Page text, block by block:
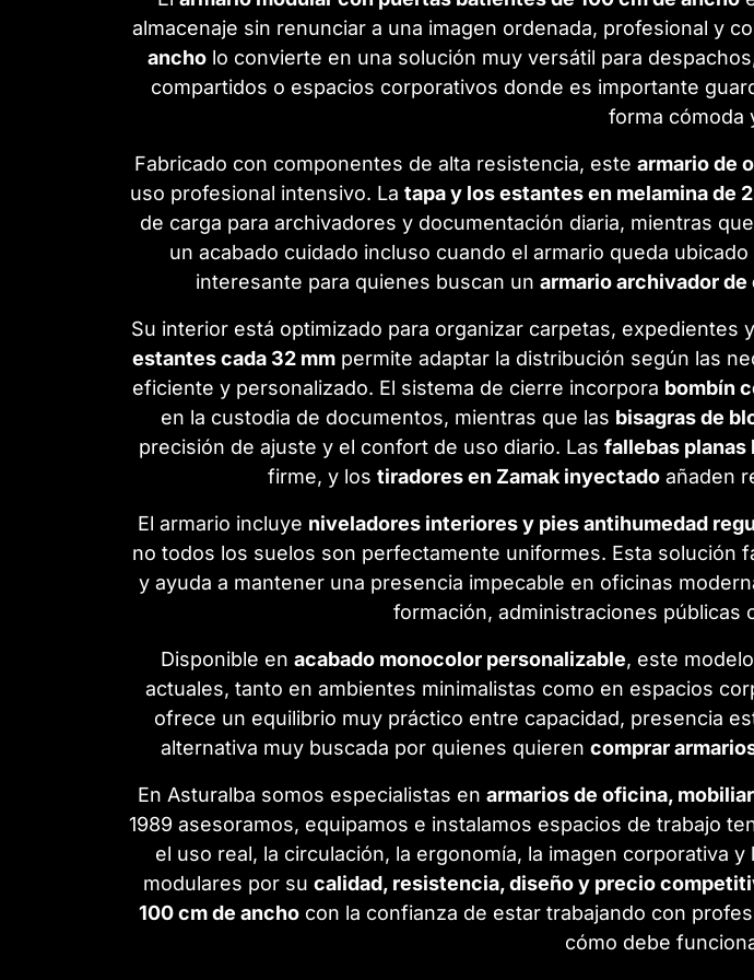
almacenaje sin renunciar a una imagen ordenada, profesional y
ancho lo convierte en una solución muy versátil para
compartidos o espacios corporativos donde es importante
forma cómoda
Fabricado con componentes de alta resistencia, este armario de
uso profesional intensivo. La tapa y los estantes en melamina de
de carga para archivadores y documentación diaria, mientras
un acabado cuidado incluso cuando el armario queda
interesante para quienes buscan un armario archivador
Su interior está optimizado para organizar carpetas, expedientes
estantes cada 32 mmpermite adaptar la distribución según las
eficiente y personalizado. El sistema de cierre incorpora bombín
en la custodia de documentos, mientras que las bisagras de
precisión de ajuste y el confort de uso diario. Las fallebas
firme, y los tiradores en Zamak inyectadoañaden
El armario incluye niveladores interiores y pies antihumedad
no todos los suelos son perfectamente uniformes. Esta solución
y ayuda a mantener una presencia impecable en oficinas
formación, administraciones públicas
Disponible en acabado monocolor personalizable, este
actuales, tanto en ambientes minimalistas como en espacios
ofrece un equilibrio muy práctico entre capacidad, presencia
alternativa muy buscada por quienes quieren comprar
En Asturalba somos especialistas en armarios de oficina,
1989 asesoramos, equipamos e instalamos espacios de trabajo
el uso real, la circulación, la ergonomía, la imagen corporativa
modulares por su calidad, resistencia, diseño y precio
100 cm de anchocon la confianza de estar trabajando con
cómo debe